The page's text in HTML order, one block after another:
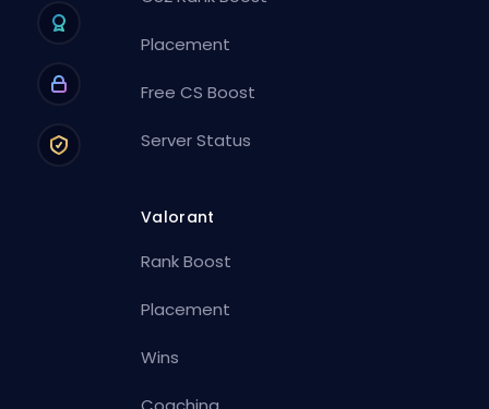
Placement
Free CS Boost
Server Status
Valorant
Rank Boost
Placement
Wins